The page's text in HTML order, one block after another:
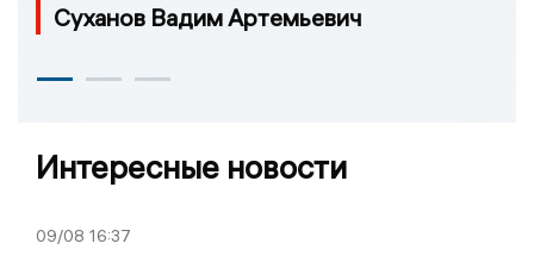
Суханов Вадим Артемьевич
Интересные новости
09/08 16:37